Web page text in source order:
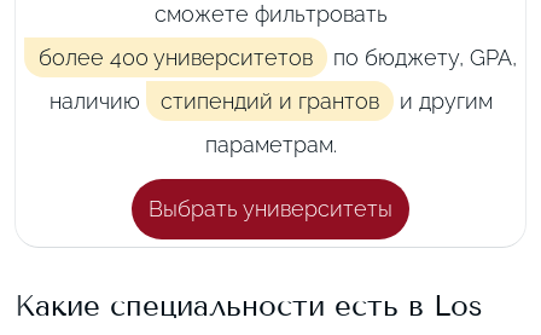
сможете фильтровать
более 400 университетов
по бюджету, GPA,
наличию
стипендий и грантов и другим
параметрам.
Выбрать университеты
Какие специальности есть в Los